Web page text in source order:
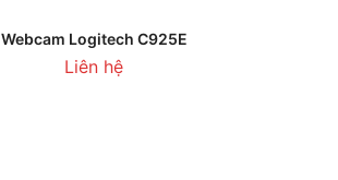
Webcam Logitech C925E
Liên hệ